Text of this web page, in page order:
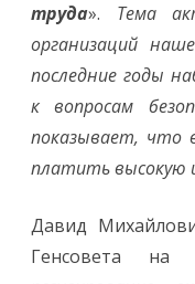
труда». Тема
организаций
последние годы
к вопросам
показывает, что
платить высокую
Давид
Генсовета